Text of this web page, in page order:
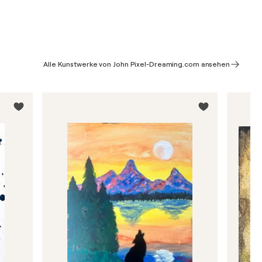
Alle Kunstwerke von John Pixel-Dreaming.com ansehen